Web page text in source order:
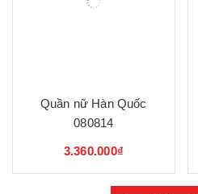
Quần nữ Hàn Quốc
080814
3.360.000₫